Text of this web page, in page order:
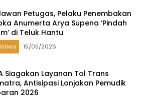
Petugas, Pelaku Penembakan
Anumerta Arya Supena ‘Pindah
di Teluk Hantu
15/05/2026
Siagakan Layanan Tol Trans
Antisipasi Lonjakan Pemudik
2026